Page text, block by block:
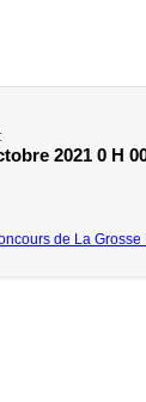
2021 0 H
de La Grosse